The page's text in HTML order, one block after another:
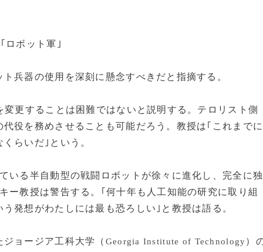
ロボット軍｣
器の使用を深刻に懸念すべきだと指摘する。
更することは困難ではないと説明する。テロリスト側
役を務めさせることも可能だろう。教授は｢これまでに
らいだ｣という。
る半自動型の戦闘ロボットが徐々に進化し、完全に独
ー教授は警告する。｢何十年も人工知能の研究に取り組
発想がわたしには最も恐ろしい｣と教授は語る。
ョージア工科大学（ Georgia Institute of Technology）